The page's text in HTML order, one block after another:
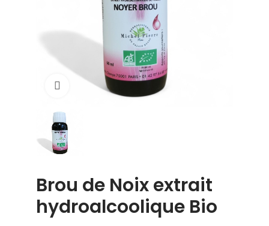
Click to enlarge
Brou de Noix extrait
hydroalcoolique Bio